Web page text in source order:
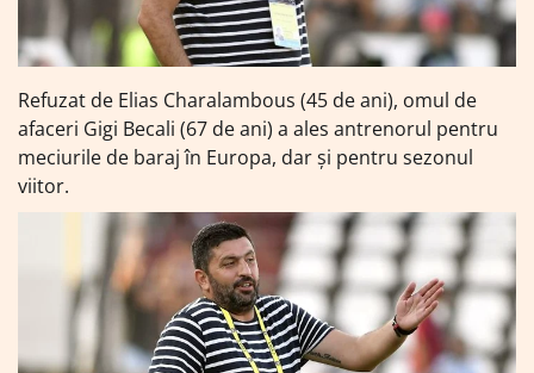
Refuzat de Elias Charalambous (45 de ani), omul de
afaceri Gigi Becali (67 de ani) a ales antrenorul pentru
meciurile de baraj în Europa, dar și pentru sezonul
viitor.